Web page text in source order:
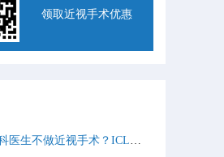
领取近视手术优惠
眼科医生不做近视手术？ICL比激光手术好？这些近视手术谣言，别再信了！